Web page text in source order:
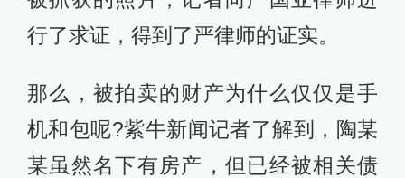
行了求证，得到了严律师的证实。
那么，被拍卖的财产为什么仅仅是手
机和包呢?紫牛新闻记者了解到，陶某
某虽然名下有房产，但已经被相关债